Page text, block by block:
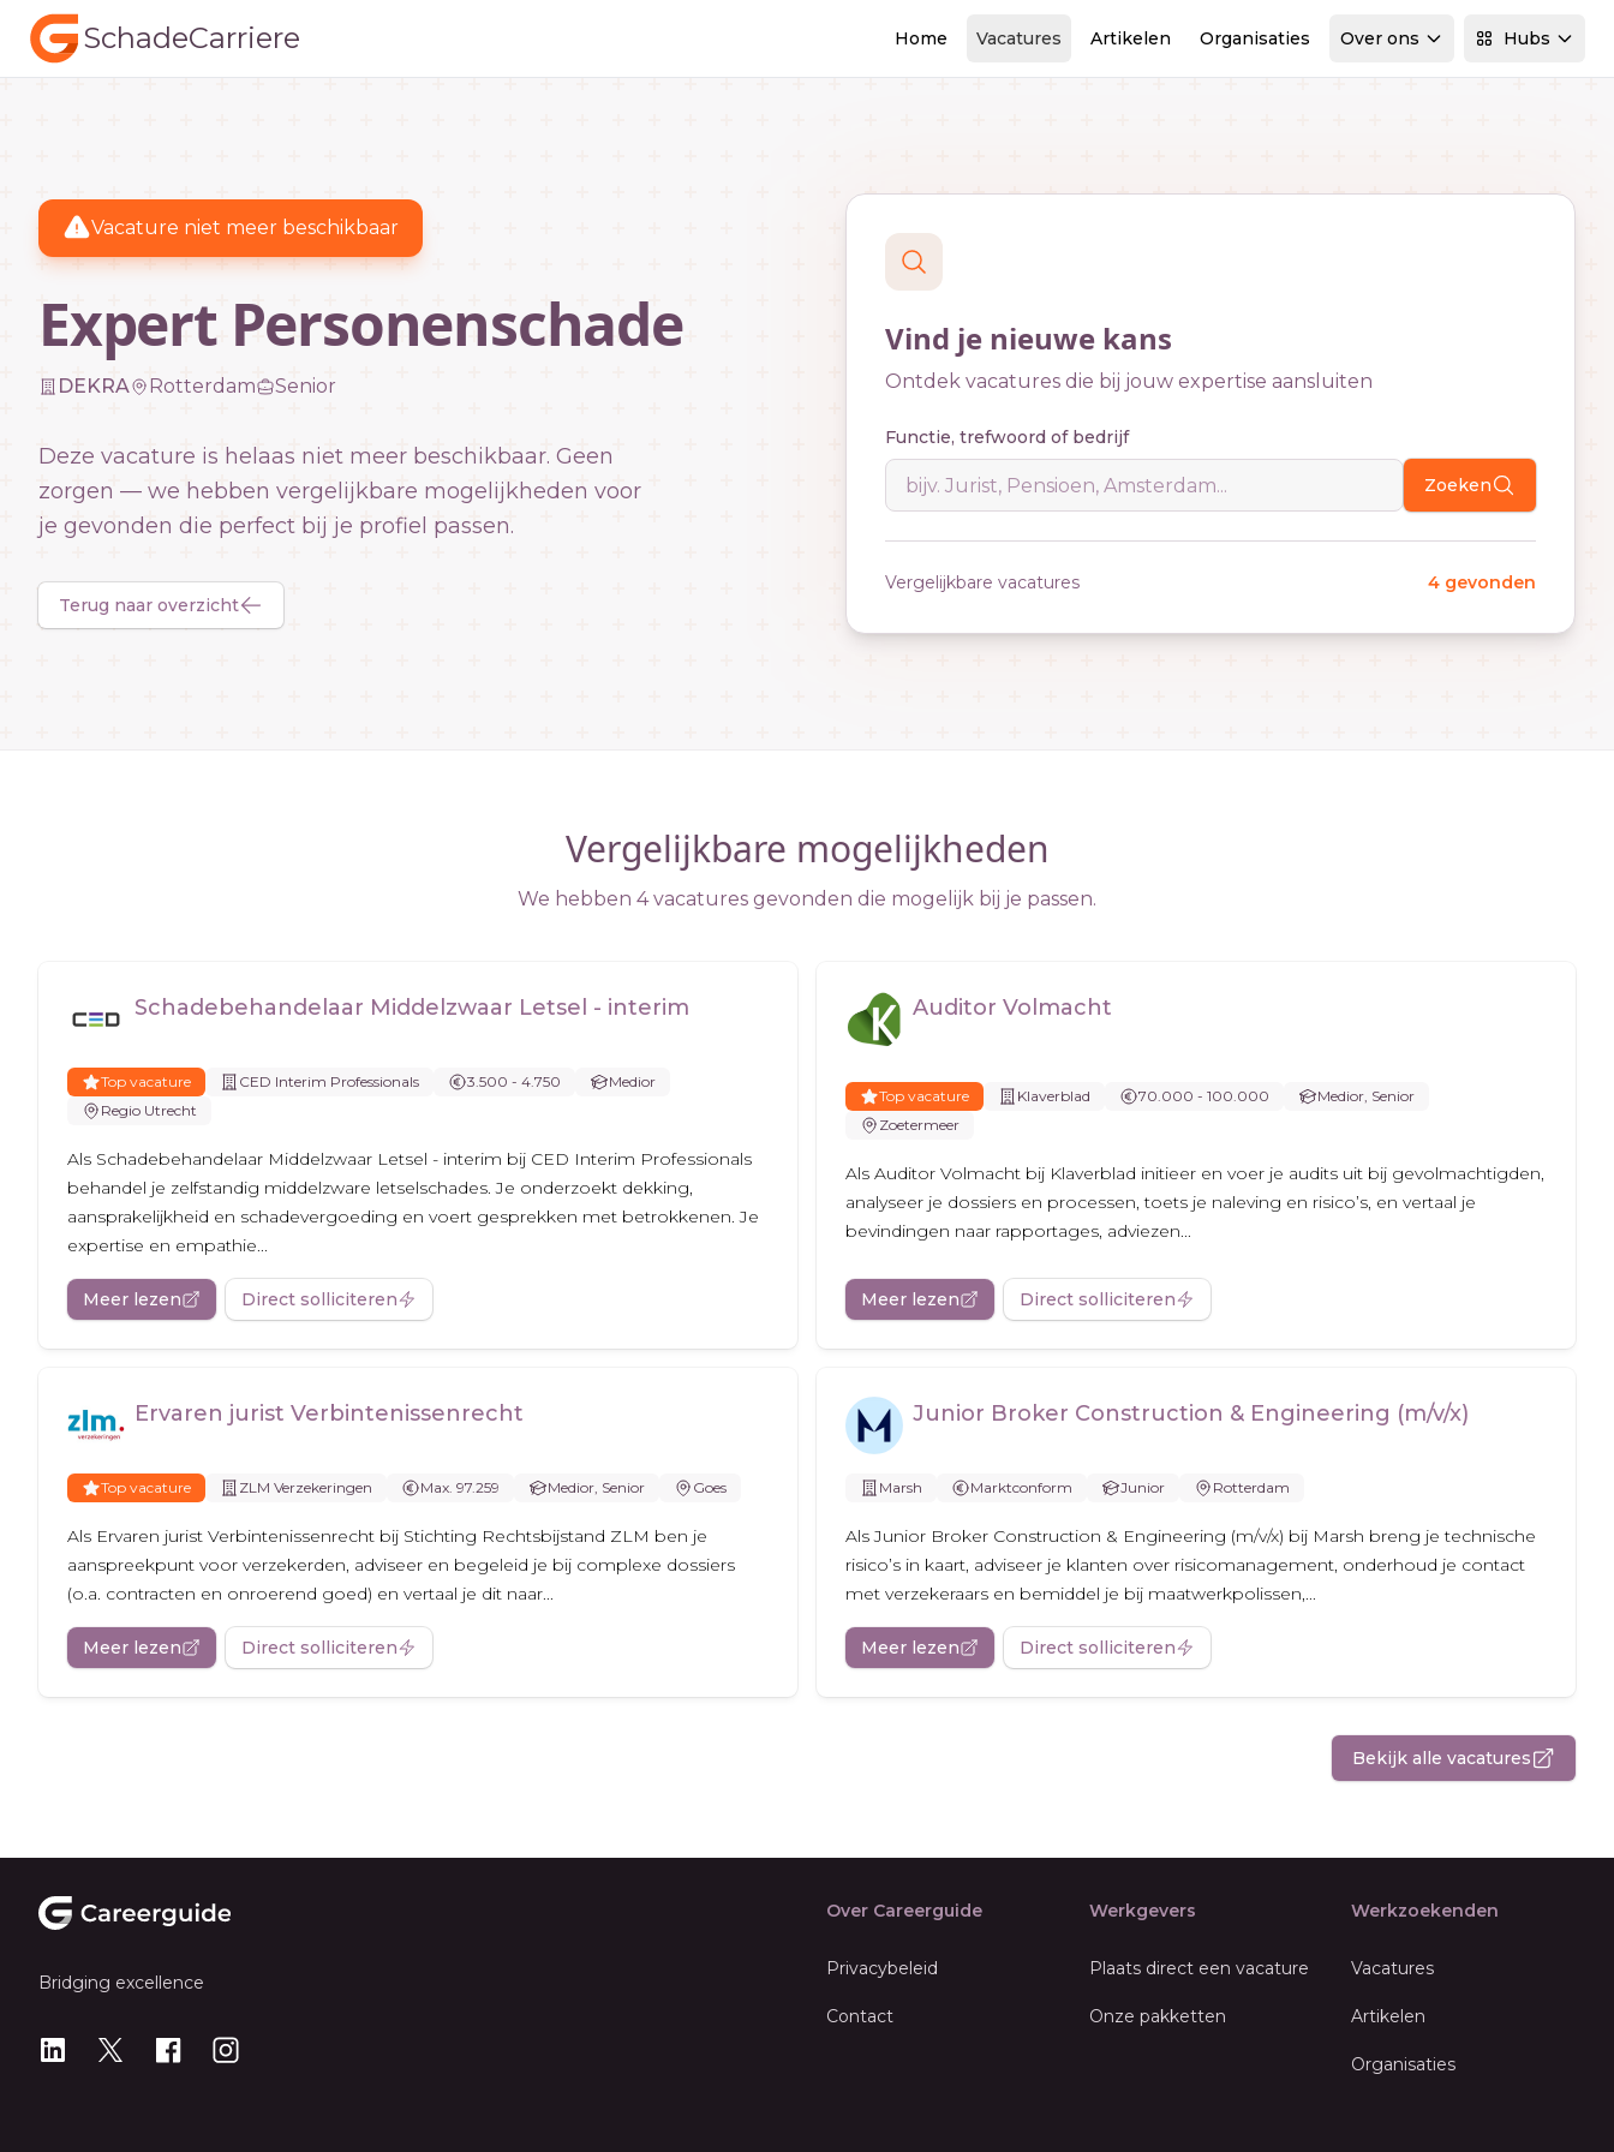
SchadeCarriere Home Vacatures Artikelen Organisaties Over ons Hubs
Vacature niet meer beschikbaar
Expert Personenschade
DEKRA Rotterdam Senior
Deze vacature is helaas niet meer beschikbaar. Geen
zorgen — we hebben vergelijkbare mogelijkheden voor
je gevonden die perfect bij je profiel passen.
Terug naar overzicht
Vind je nieuwe kans
Ontdek vacatures die bij jouw expertise aansluiten
Functie, trefwoord of bedrijf
Zoeken
Vergelijkbare vacatures 4 gevonden
Vergelijkbare mogelijkheden
We hebben 4 vacatures gevonden die mogelijk bij je passen.
Schadebehandelaar Middelzwaar Letsel - interim
Top vacature CED Interim Professionals 3.500 - 4.750
Medior
Regio Utrecht
Als Schadebehandelaar Middelzwaar Letsel - interim bij CED Interim Professionals
behandel je zelfstandig middelzware letselschades. Je onderzoekt dekking,
aansprakelijkheid en schadevergoeding en voert gesprekken met betrokkenen. Je
expertise en empathie...
Meer lezen Direct solliciteren
Auditor Volmacht
Top vacature Klaverblad 70.000 - 100.000
Medior, Senior
Zoetermeer
Als Auditor Volmacht bij Klaverblad initieer en voer je audits uit bij gevolmachtigden,
analyseer je dossiers en processen, toets je naleving en risico’s, en vertaal je
bevindingen naar rapportages, adviezen...
Meer lezen Direct solliciteren
Ervaren jurist Verbintenissenrecht
Top vacature ZLM Verzekeringen Max. 97.259 Medior, Senior Goes
Als Ervaren jurist Verbintenissenrecht bij Stichting Rechtsbijstand ZLM ben je
aanspreekpunt voor verzekerden, adviseer en begeleid je bij complexe dossiers
(o.a. contracten en onroerend goed) en vertaal je dit naar...
Meer lezen Direct solliciteren
Junior Broker Construction & Engineering (m/v/x)
Marsh Marktconform Junior Rotterdam
Als Junior Broker Construction & Engineering (m/v/x) bij Marsh breng je technische
risico’s in kaart, adviseer je klanten over risicomanagement, onderhoud je contact
met verzekeraars en bemiddel je bij maatwerkpolissen,...
Meer lezen Direct solliciteren
Bekijk alle vacatures
Bridging excellence
LinkedIn
X Instagram
Over Careerguide
Privacybeleid
Contact
Werkgevers
Plaats direct een vacature
Onze pakketten
Werkzoekenden
Vacatures
Artikelen
Organisaties